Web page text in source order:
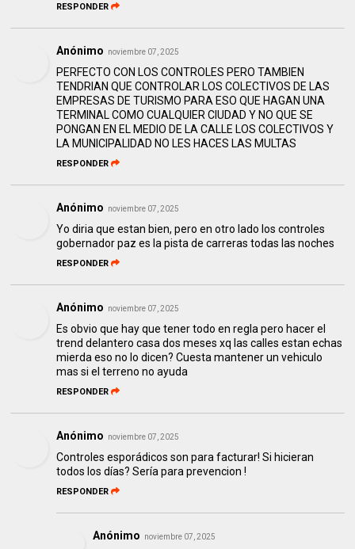
RESPONDER
Anónimo noviembre 07, 2025
PERFECTO CON LOS CONTROLES PERO TAMBIEN
TENDRIAN QUE CONTROLAR LOS COLECTIVOS DE LAS
EMPRESAS DE TURISMO PARA ESO QUE HAGAN UNA
TERMINAL COMO CUALQUIER CIUDAD Y NO QUE SE
PONGAN EN EL MEDIO DE LA CALLE LOS COLECTIVOS Y
LA MUNICIPALIDAD NO LES HACES LAS MULTAS
RESPONDER
Anónimo noviembre 07, 2025
Yo diria que estan bien, pero en otro lado los controles
gobernador paz es la pista de carreras todas las noches
RESPONDER
Anónimo noviembre 07, 2025
Es obvio que hay que tener todo en regla pero hacer el
trend delantero casa dos meses xq las calles estan echas
mierda eso no lo dicen? Cuesta mantener un vehiculo
mas si el terreno no ayuda
RESPONDER
Anónimo noviembre 07, 2025
Controles esporádicos son para facturar! Si hicieran
todos los días? Sería para prevencion !
RESPONDER
Anónimo noviembre 07, 2025